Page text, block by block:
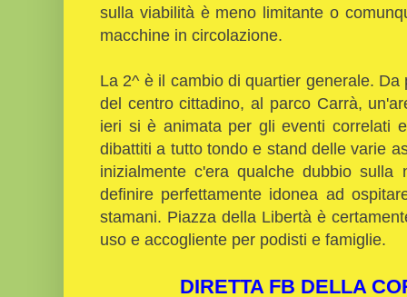
sulla viabilità è meno limitante o
macchine in circolazione.
La 2^ è il cambio di quartier generale.
del centro cittadino, al parco Carrà,
ieri si è animata per gli eventi correlati
dibattiti a tutto tondo e stand delle varie
inizialmente c'era qualche dubbio
definire perfettamente idonea ad
stamani. Piazza della Libertà è
uso e accogliente per podisti e famiglie.
DIRETTA FB DELLA